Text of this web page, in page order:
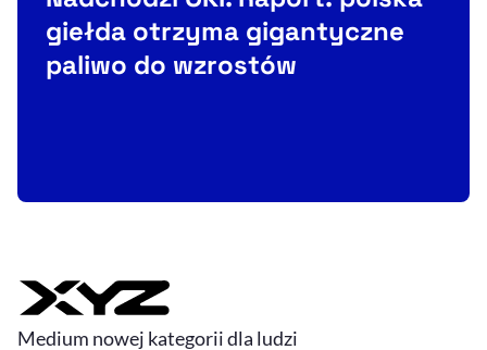
giełda otrzyma gigantyczne
paliwo do wzrostów
Medium nowej kategorii dla ludzi